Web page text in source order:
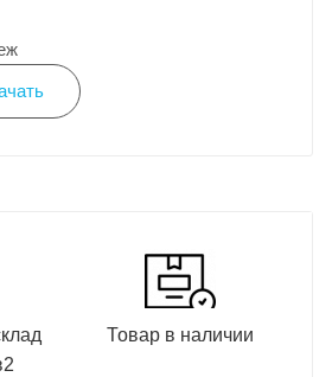
Товар в наличии